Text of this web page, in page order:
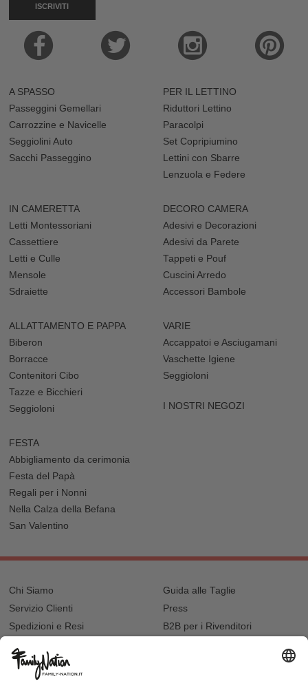
ISCRIVITI
A SPASSO
Passeggini Gemellari
Carrozzine e Navicelle
Seggiolini Auto
Sacchi Passeggino
PER IL LETTINO
Riduttori Lettino
Paracolpi
Set Copripiumino
Lettini con Sbarre
Lenzuola e Federe
IN CAMERETTA
Letti Montessoriani
Cassettiere
Letti e Culle
Mensole
Sdraiette
DECORO CAMERA
Adesivi e Decorazioni
Adesivi da Parete
Tappeti e Pouf
Cuscini Arredo
Accessori Bambole
ALLATTAMENTO E PAPPA
Biberon
Borracce
Contenitori Cibo
Tazze e Bicchieri
Seggioloni
VARIE
Accappatoi e Asciugamani
Vaschette Igiene
Seggioloni
I NOSTRI NEGOZI
FESTA
Abbigliamento da cerimonia
Festa del Papà
Regali per i Nonni
Nella Calza della Befana
San Valentino
Chi Siamo
Servizio Clienti
Spedizioni e Resi
Recupero password?
Lista regalo e nascita
Guida alle Taglie
Press
B2B per i Rivenditori